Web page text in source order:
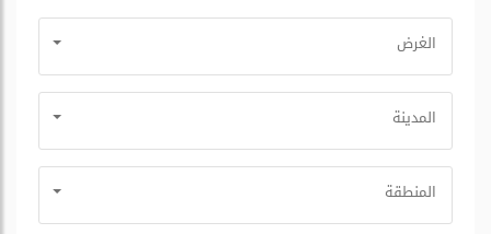
الغرض
المدينة
المنطقة